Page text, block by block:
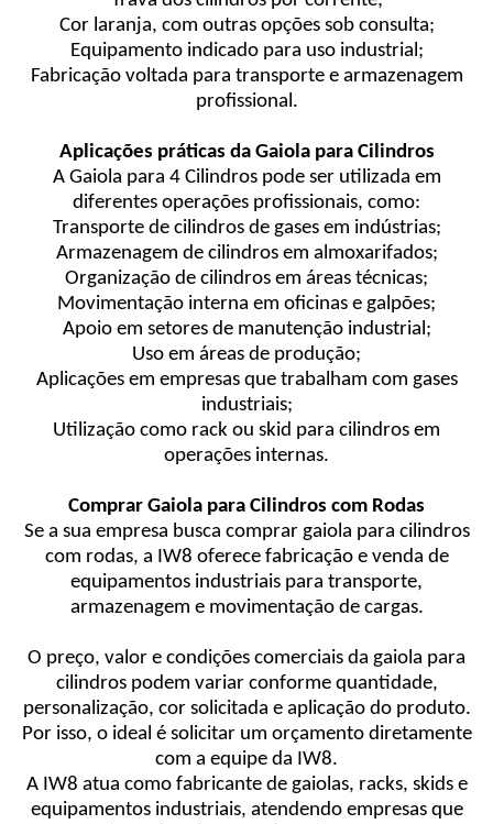
Cor laranja, com outras opções sob consulta;
Equipamento indicado para uso industrial;
Fabricação voltada para transporte e armazenagem
profissional.
Aplicações práticas da Gaiola para Cilindros
A Gaiola para 4 Cilindros pode ser utilizada em
diferentes operações profissionais, como:
Transporte de cilindros de gases em indústrias;
Armazenagem de cilindros em almoxarifados;
Organização de cilindros em áreas técnicas;
Movimentação interna em oficinas e galpões;
Apoio em setores de manutenção industrial;
Uso em áreas de produção;
Aplicações em empresas que trabalham com gases
industriais;
Utilização como rack ou skid para cilindros em
operações internas.
Comprar Gaiola para Cilindros com Rodas
Se a sua empresa busca comprar gaiola para cilindros
com rodas, a IW8 oferece fabricação e venda de
equipamentos industriais para transporte,
armazenagem e movimentação de cargas.
O preço, valor e condições comerciais da gaiola para
cilindros podem variar conforme quantidade,
personalização, cor solicitada e aplicação do produto.
Por isso, o ideal é solicitar um orçamento diretamente
com a equipe da IW8.
A IW8 atua como fabricante de gaiolas, racks, skids e
equipamentos industriais, atendendo empresas que